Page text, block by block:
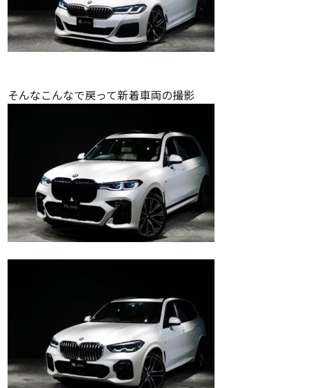
そんなこんなで戻って新着車両の撮影